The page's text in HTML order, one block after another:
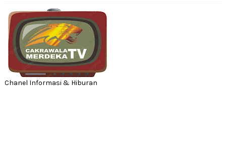
Chanel Informasi & Hiburan